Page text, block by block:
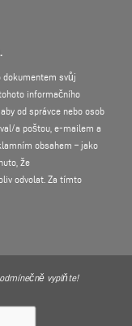
v případě, že nám je
následujícím
stránkách
k personálním
kontaktu.
dokumentem svůj
informačního
od správce nebo osob
a poštou, e-mailem a
obsahem – jako
že
odvolat. Za tímto
vyplňte!